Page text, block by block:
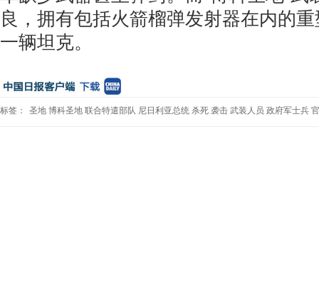
良，拥有包括火箭榴弹发射器在内的
一辆坦克。
标签： 圣地 博科圣地 联合特遣部队 尼日利亚总统 杀死 袭击 武装人员 政府军士兵